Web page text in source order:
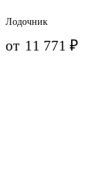
Лодочник
от 11 771₽